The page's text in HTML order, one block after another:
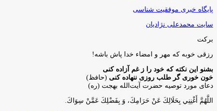
پایگاه خبری موفقیت شناسی
سایت محمدعلی نژادیان
برکت
رزقی خوبه كه مهر و امضاء خدا پاش باشه!
بشنو این نکته که خود را ز غم آزاده کنی
خون خوری گر طلب روزی ننهاده کنی (حافظ)
دعای مورد توصیه حضرت آیت‌الله بهجت (ره)
اللَّهُمَّ أَغْنِنِي بِحَلَالِكَ عَنْ حَرَامِكَ، وَ بِفَضْلِكَ عَمَّنْ سِوَاكَ‏.